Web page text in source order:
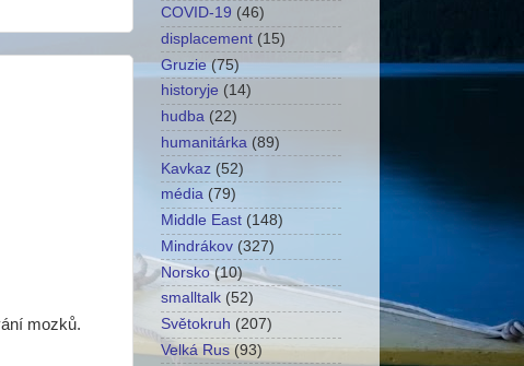
mozků.
COVID-19 (46)
displacement (15)
Gruzie (75)
historyje (14)
hudba (22)
humanitárka (89)
Kavkaz (52)
média (79)
Middle East (148)
Mindrákov (327)
Norsko (10)
smalltalk (52)
Světokruh (207)
Velká Rus (93)